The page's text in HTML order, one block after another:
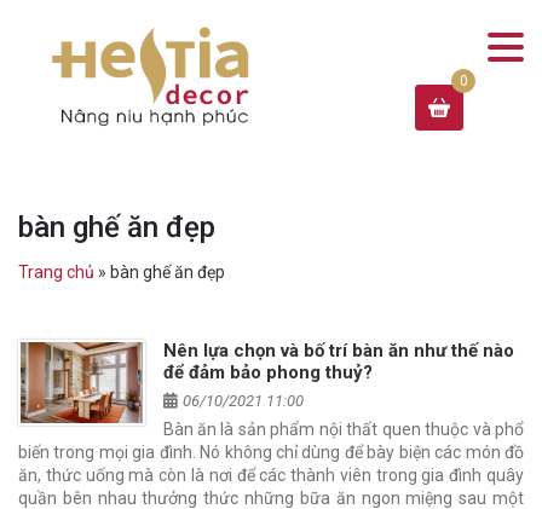
bàn ghế ăn đẹp
Trang chủ » bàn ghế ăn đẹp
Nên lựa chọn và bố trí bàn ăn như thế nào
để đảm bảo phong thuỷ?
06/10/2021 11:00
Bàn ăn là sản phẩm nội thất quen thuộc và phổ
biến trong mọi gia đình. Nó không chỉ dùng để bày biện các món đồ
ăn, thức uống mà còn là nơi để các thành viên trong gia đình quây
quần bên nhau thưởng thức những bữa ăn ngon miệng sau một